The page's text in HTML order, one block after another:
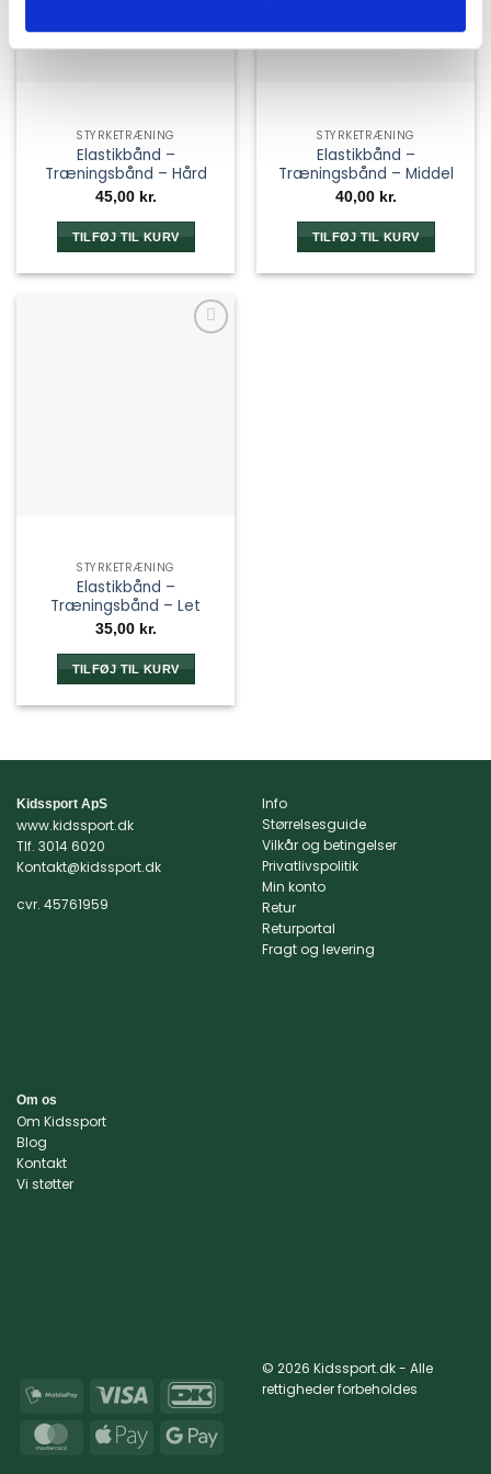
STYRKETRÆNING
Elastikbånd –
Træningsbånd – Hård
45,00 kr.
TILFØJ TIL KURV
STYRKETRÆNING
Elastikbånd –
Træningsbånd – Middel
40,00 kr.
TILFØJ TIL KURV
STYRKETRÆNING
Elastikbånd –
Træningsbånd – Let
35,00 kr.
TILFØJ TIL KURV
Kidssport ApS
www.kidssport.dk
Tlf. 3014 6020
Kontakt@kidssport.dk
cvr. 45761959
Info
Størrelsesguide
Vilkår og betingelser
Privatlivspolitik
Min konto
Retur
Returportal
Fragt og levering
Om os
Om Kidssport
Blog
Kontakt
Vi støtter
MobilePay Visa DanKort
MasterCardApple
Google
© 2026 Kidssport.dk - Alle
rettigheder forbeholdes